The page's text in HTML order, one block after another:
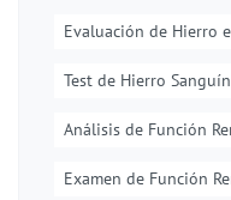
Evaluación de Hierro
Test de Hierro
Análisis de Función
Examen de Función